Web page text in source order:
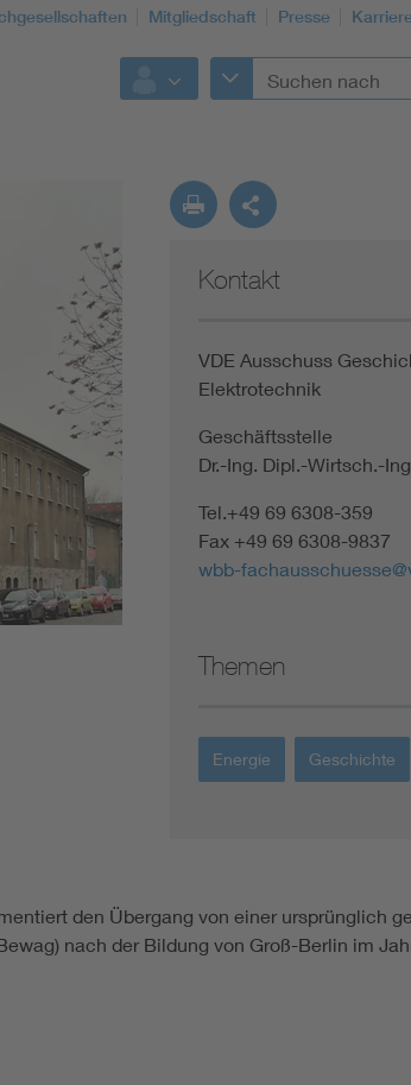
Mitgliedschaft Presse Karriere
Kontakt
VDE Ausschuss
Elektrotechnik
Geschäftsstelle
Dr.-Ing. Dipl.-Wirtsch.-
Tel.+49 69 6308-359
Fax +49 69 6308-9837
wbb-
Themen
Energie Geschichte
den Übergang von einer ursprünglich
nach der Bildung von Groß-Berlin im